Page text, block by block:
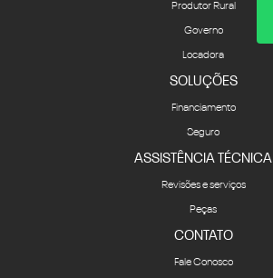
Produtor Rural
Governo
Locadora
SOLUÇÕES
Financiamento
Seguro
ASSISTÊNCIA TÉCNICA
Revisões e serviços
Peças
CONTATO
Fale Conosco